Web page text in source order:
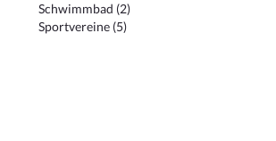
Schwimmbad (2)
Sportvereine (5)